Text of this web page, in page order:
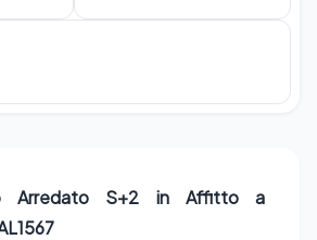
Arredato S+2 in Affitto a